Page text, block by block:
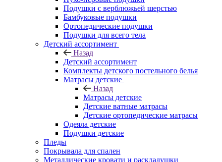
Подушки с верблюжьей шерстью
Бамбуковые подушки
Ортопедические подушки
Подушки для всего тела
Детский ассортимент
Назад
Детский ассортимент
Комплекты детского постельного белья
Матрасы детские
Назад
Матрасы детские
Детские ватные матрасы
Детские ортопедические матрасы
Одеяла детские
Подушки детские
Пледы
Покрывала для спален
Металлические кровати и раскладушки